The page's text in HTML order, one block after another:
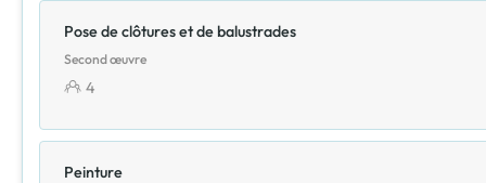
Pose de clôtures et de balustrades
Second œuvre
4
Peinture